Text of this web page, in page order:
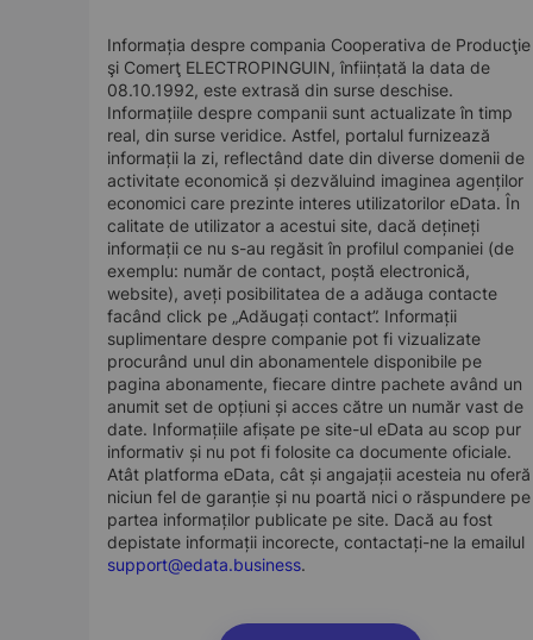
Informația despre compania Cooperativa de Producţie
şi Comerţ ELECTROPINGUIN, înființată la data de
08.10.1992, este extrasă din surse deschise.
Informațiile despre companii sunt actualizate în timp
real, din surse veridice. Astfel, portalul furnizează
informații la zi, reflectând date din diverse domenii de
activitate economică și dezvăluind imaginea agenților
economici care prezinte interes utilizatorilor eData. În
calitate de utilizator a acestui site, dacă dețineți
informații ce nu s-au regăsit în profilul companiei (de
exemplu: număr de contact, poștă electronică,
website), aveți posibilitatea de a adăuga contacte
facând click pe „Adăugați contact”. Informații
suplimentare despre companie pot fi vizualizate
procurând unul din abonamentele disponibile pe
pagina abonamente, fiecare dintre pachete având un
anumit set de opțiuni și acces către un număr vast de
date. Informațiile afișate pe site-ul eData au scop pur
informativ și nu pot fi folosite ca documente oficiale.
Atât platforma eData, cât și angajații acesteia nu oferă
niciun fel de garanție și nu poartă nici o răspundere pe
partea informaților publicate pe site. Dacă au fost
depistate informații incorecte, contactați-ne la emailul
support@edata.business.